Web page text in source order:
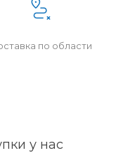
по области
у нас